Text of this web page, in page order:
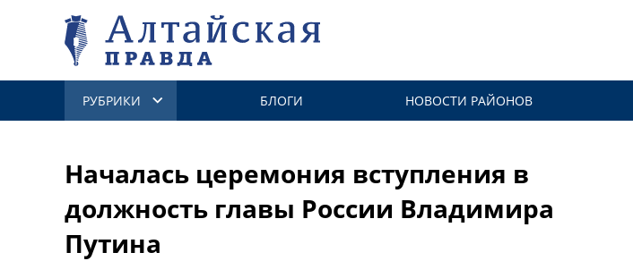
РУБРИКИ БЛОГИ НОВОСТИ РАЙОНОВ
Началась церемония вступления в
должность главы России Владимира
Путина